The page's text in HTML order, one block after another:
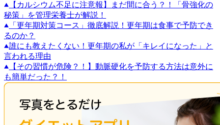
【カルシウム不足に注意報】まだ間に合う？！「骨強化の
秘策」を管理栄養士が解説！
「更年期対策コース」徹底解説！更年期は食事で予防でき
るのか？
誰にも教えたくない！更年期の私が「キレイになった」と
言われる理由
【その習慣が危険？！】動脈硬化を予防する方法は意外に
も簡単だった？！